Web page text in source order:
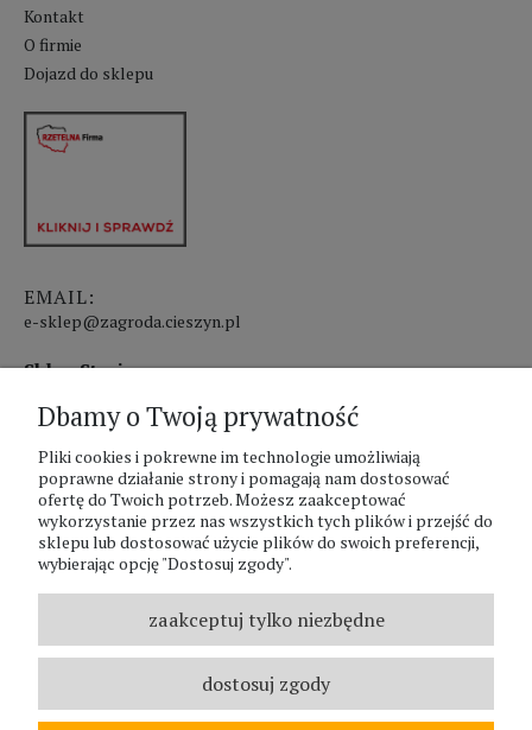
Kontakt
O firmie
Dojazd do sklepu
EMAIL:
e-sklep@zagroda.cieszyn.pl
Sklep Stacjonarny czynny:
pon.-pt. 8:00 - 17:00
sobota 8:00 - 13:00
PHU Zagroda A.Szlaur
ZAGRODA Centrum Ogrodnicze
UL. Hallera 116A
REGON: 070797952
NIP: 5481587807
Dbamy o Twoją prywatność
Pliki cookies i pokrewne im technologie umożliwiają
poprawne działanie strony i pomagają nam dostosować
ofertę do Twoich potrzeb. Możesz zaakceptować
wykorzystanie przez nas wszystkich tych plików i przejść do
sklepu lub dostosować użycie plików do swoich preferencji,
wybierając opcję "Dostosuj zgody".
zaakceptuj tylko niezbędne
dostosuj zgody